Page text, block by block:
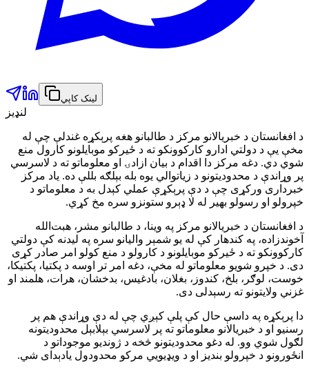
لینک کاپي
لنډیز
د افغانستان د خبریالانو مرکز د طالبانو هغه پرېکړه غندلې چې له
مخې یې د دولتي ادارو کارکوونکو ته د ځیرکو موبایلونو کارول منع
شوي دي. دغه مرکز دا اقدام د بیان ازادۍ او معلوماتو ته د لاسرسي
پر وړاندې د محدودیتونو د زیاتوالي یوه بله بېلګه بللې ده. یاد مرکز
خبرداری ورکړی چې د دې پرېکړې عملي کېدل به د معلوماتو د
خپرولو او رسولو بهیر له لا ډېرو ستونزو سره مخ کړي.
د افغانستان د خبریالانو مرکز په وینا، د طالبانو مشر، هبت‌الله
آخوندزاده، په کندهار کې له یو شمېر والیانو سره په لیدنه کې دولتي
کارکوونکو ته د ځیرکو موبایلونو د کارولو د منع کولو امر صادر کړی
دی. د خپرو شویو معلوماتو له مخې، دغه امر تر اوسه د پکتیا، پکتیکا،
خوست، لوګر، بلخ، کندوز، بغلان، بادغیس، بدخشان، هرات، هلمند او
غزني ولایتونو ته رسېدلی دی.
دا پرېکړه په داسې حال کې پلې کېږي چې له دې وړاندې هم پر
رسنیو او د خبریالانو معلوماتو ته پر لاسرسي بېلابېل محدودیتونه
لګول شوي وو. له دغو محدودیتونو څخه د ژوندیو موجوداتو د
انځورونو د خپرولو بندیز او د ویډیویي مرکو محدودول یادېدای شي.